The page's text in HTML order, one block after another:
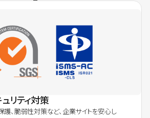
リティ対策
護、脆弱性対策など、企業サイトを安心し